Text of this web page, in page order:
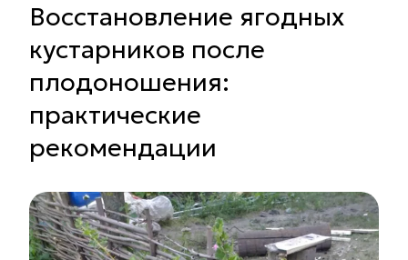
Восстановление ягодных
кустарников после
плодоношения:
практические
рекомендации